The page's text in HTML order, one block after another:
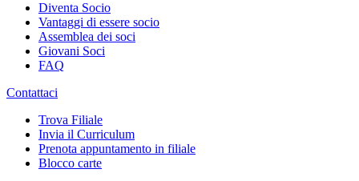
Diventa Socio
Vantaggi di essere socio
Assemblea dei soci
Giovani Soci
FAQ
Contattaci
Trova Filiale
Invia il Curriculum
Prenota appuntamento in filiale
Blocco carte